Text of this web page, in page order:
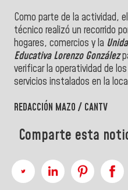
Como parte de la actividad,
técnico realizó un recorrido
hogares, comercios y la
Educativa Lorenzo González
verificar la operatividad de los
servicios instalados en la
REDACCIÓN MAZO / CANTV
Comparte esta